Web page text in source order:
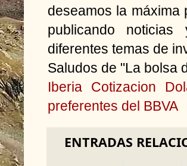
deseamos la máxima
publicando noticias
diferentes temas de
Saludos de "La bolsa
Iberia
Cotizacion
preferentes del BBVA
ENTRADAS